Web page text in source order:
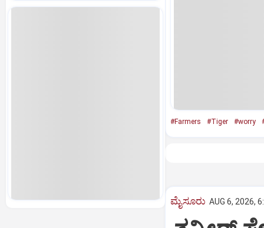
#Farmers #Tiger #worry
ಮೈಸೂರು AUG 6, 2026,